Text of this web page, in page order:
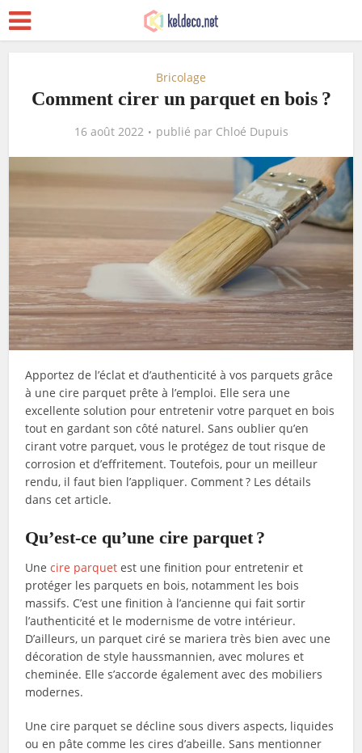
Bricolage
Comment cirer un parquet en bois ?
16 août 2022 publié par Chloé Dupuis
Apportez de l’éclat et d’authenticité à vos parquets grâce
à une cire parquet prête à l’emploi. Elle sera une
excellente solution pour entretenir votre parquet en bois
tout en gardant son côté naturel. Sans oublier qu’en
cirant votre parquet, vous le protégez de tout risque de
corrosion et d’effritement. Toutefois, pour un meilleur
rendu, il faut bien l’appliquer. Comment ? Les détails
dans cet article.
Qu’est-ce qu’une cire parquet ?
Unecire parquet est une finition pour entretenir et
protéger les parquets en bois, notamment les bois
massifs. C’est une finition à l’ancienne qui fait sortir
l’authenticité et le modernisme de votre intérieur.
D’ailleurs, un parquet ciré se mariera très bien avec une
décoration de style haussmannien, avec molures et
cheminée. Elle s’accorde également avec des mobiliers
modernes.
Une cire parquet se décline sous divers aspects, liquides
ou en pâte comme les cires d’abeille. Sans mentionner